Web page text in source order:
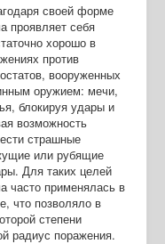
своей форме
проявляет себя
хорошо в
против
вооруженных
оружием: мечи,
блокируя удары и
возможность
страшные
или рубящие
Для таких целей
часто применялась в
что позволяло в
степени
радиус поражения.